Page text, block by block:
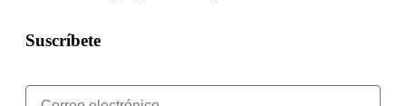
Suscríbete